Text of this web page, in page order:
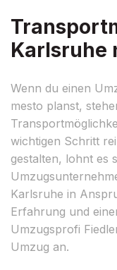
Karlsruhe
Wenn du einen
mesto planst,
wichtigen Schritt
gestalten, lohnt es
Karlsruhe in
Erfahrung und
Umzugsprofi
Umzug an.